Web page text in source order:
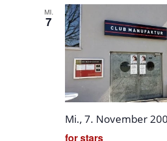
MI.
7
for stars
Mi., 7. November